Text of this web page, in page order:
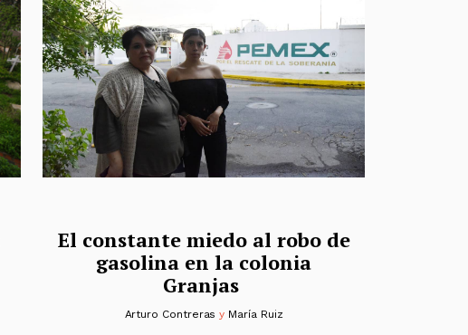
El constante miedo al robo de
gasolina en la colonia
Granjas
Arturo Contreras y María Ruiz